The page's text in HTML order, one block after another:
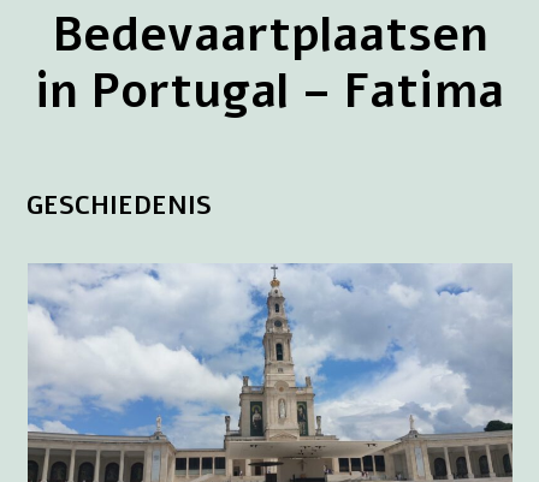
Bedevaartplaatsen
in Portugal – Fatima
GESCHIEDENIS